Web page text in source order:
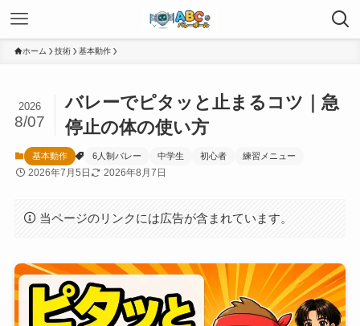
ホーム 技術 基本動作
バレーでピタッと止まるコツ｜急
停止の体の使い方
2026
8/07
基本動作 6人制バレー 中学生 初心者 練習メニュー
2026年7月5日 2026年8月7日
当ページのリンクには広告が含まれています。